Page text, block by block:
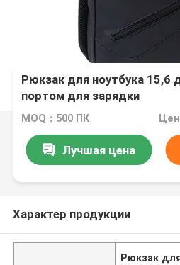
Рюкзак для ноутбука 15,6
портом для зарядки
MOQ：500 ПК
Лучшая цена
Характер продукции
Рюкзак